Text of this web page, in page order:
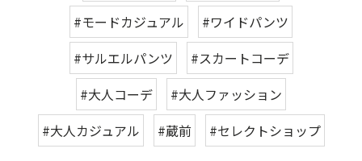
#モードカジュアル
#ワイドパンツ
#サルエルパンツ
#スカートコーデ
#大人コーデ
#大人ファッション
#大人カジュアル
#蔵前 #セレクトショップ